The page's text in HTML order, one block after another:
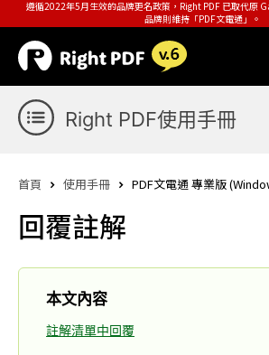
遵循2022年5月生效的品牌更名政策，Right PDF 已取代原
品牌則維持「PDF文電通」。
Right PDF使用手冊
首頁 使用手冊 PDF文電通 專業版
回覆註解
本文內容
註解清單中回覆